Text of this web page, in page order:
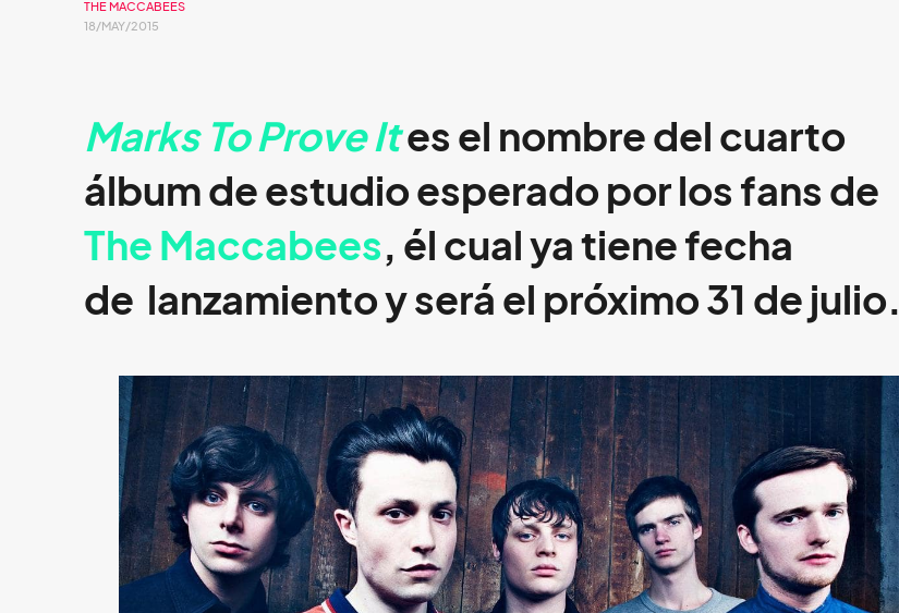
THE MACCABEES
18/MAY/2015
Marks To Prove Ites el nombre del cuarto
álbum de estudio esperado por los fans de
The Maccabees, él cual ya tiene fecha
de lanzamiento y será el próximo 31 de julio.